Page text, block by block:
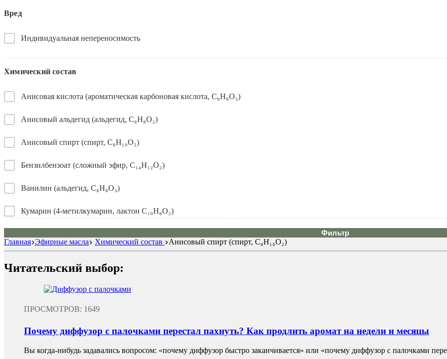
Вред
Индивидуальная непереносимость
Химический состав
Анисовая кислота (ароматическая карбоновая кислота, C₈H₈O₃)
Анисовый альдегид (альдегид, C₈H₈O₂)
Анисовый спирт (спирт, C₈H₁₀O₂)
Бензилбензоат (сложный эфир, C₁₄H₁₂O₂)
Ванилин (альдегид, C₈H₈O₃)
Кумарин (4-метилкумарин, лактон C₁₀H₈O₂)
Фильтр
Главная Эфирные масла Химический состав Анисовый спирт (спирт, C₈H₁₀O₂)
Читательский выбор:
ПРОСМОТРОВ: 1649
Почему диффузор с палочками перестал пахнуть? Как продлить аромат на недели и месяцы
Вы когда-нибудь задавались вопросом: «почему диффузор быстро заканчивается» или «почему диффузор с палочками